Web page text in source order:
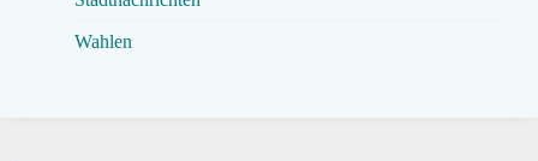
Wahlen